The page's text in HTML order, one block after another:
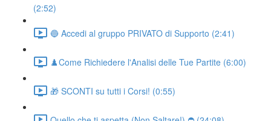
(2:52)
🔵 Accedi al gruppo PRIVATO di Supporto (2:41)
♟️Come Richiedere l'Analisi delle Tue Partite (6:00)
🎁 SCONTI su tutti i Corsi! (0:55)